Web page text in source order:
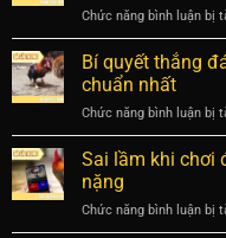
Chức năng bình luận bị
Bí quyết thắng
chuẩn nhất
Chức năng bình luận bị
Sai lầm khi chơi
nặng
Chức năng bình luận bị